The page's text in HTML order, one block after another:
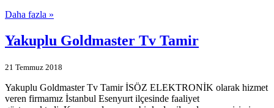
Daha fazla »
Yakuplu Goldmaster Tv Tamir
21 Temmuz 2018
Yakuplu Goldmaster Tv Tamir İSÖZ ELEKTRONİK olarak hizmet
veren firmamız İstanbul Esenyurt ilçesinde faaliyet